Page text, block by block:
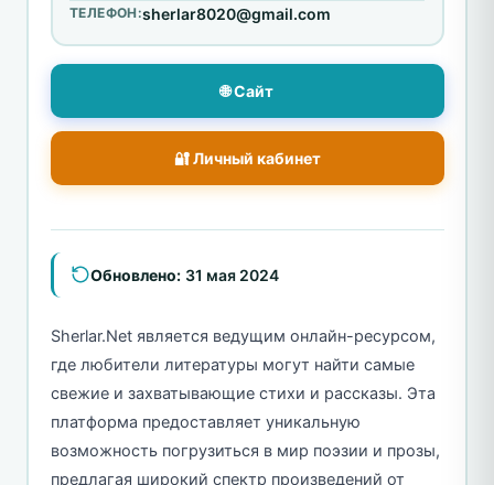
ТЕЛЕФОН:sherlar8020@gmail.com
🌐 Сайт
🔐 Личный кабинет
Обновлено: 31 мая 2024
Sherlar.Net является ведущим онлайн-ресурсом,
где любители литературы могут найти самые
свежие и захватывающие стихи и рассказы. Эта
платформа предоставляет уникальную
возможность погрузиться в мир поэзии и прозы,
предлагая широкий спектр произведений от